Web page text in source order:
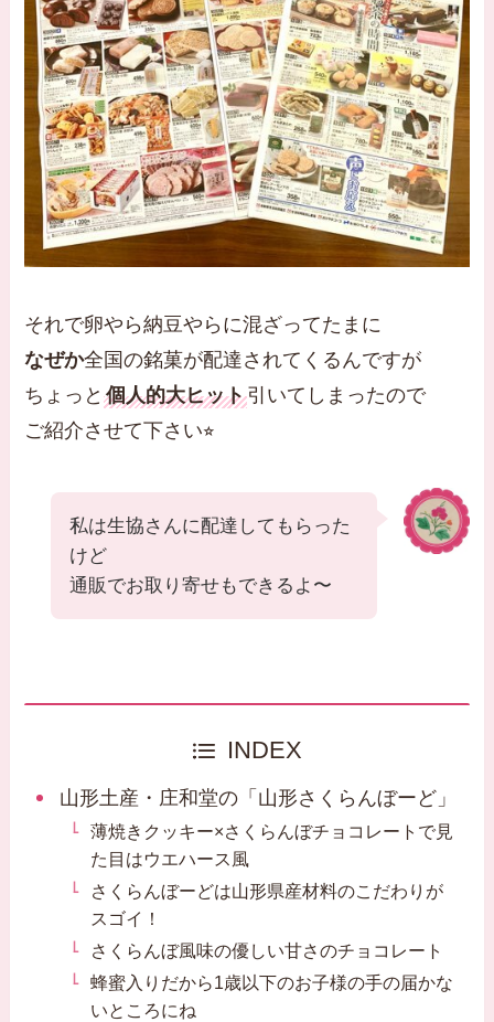
それで卵やら納豆やらに混ざってたまに
なぜか全国の銘菓が配達されてくるんですが
ちょっと個人的大ヒット引いてしまったので
ご紹介させて下さい⭐︎
私は生協さんに配達してもらった
けど
通販でお取り寄せもできるよ〜
INDEX
山形土産・庄和堂の「山形さくらんぼーど」
薄焼きクッキー×さくらんぼチョコレートで見
た目はウエハース風
さくらんぼーどは山形県産材料のこだわりが
スゴイ！
さくらんぼ風味の優しい甘さのチョコレート
蜂蜜入りだから1歳以下のお子様の手の届かな
いところにね